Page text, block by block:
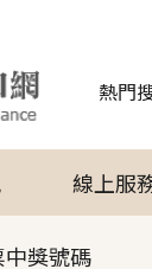
熱門
線上服
獎號碼